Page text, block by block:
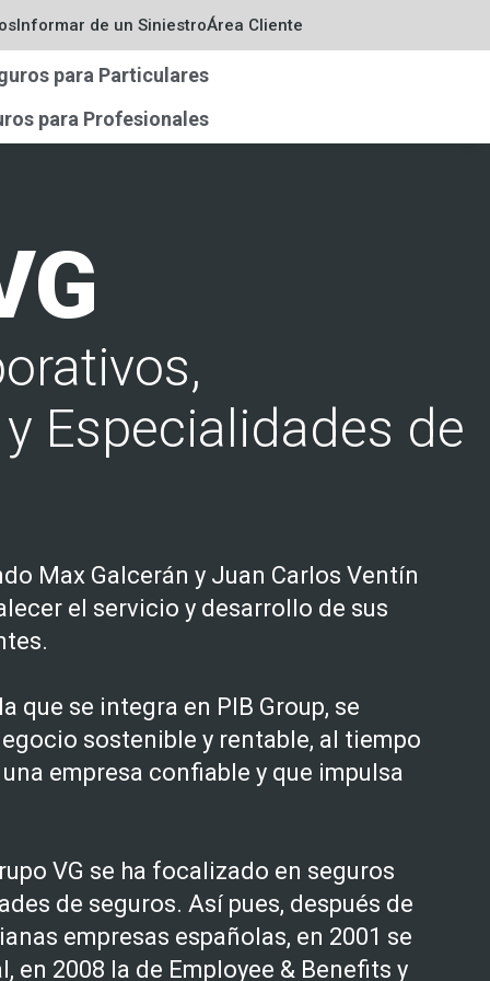
Informar de un SiniestroÁrea Cliente
para Particulares
para Profesionales
Especialidades de
Max Galcerán y Juan Carlos Ventín
el servicio y desarrollo de sus
que se integra en PIB Group, se
sostenible y rentable, al tiempo
empresa confiable y que impulsa
VG se ha focalizado en seguros
de seguros. Así pues, después de
empresas españolas, en 2001 se
2008 la de Employee & Benefits y